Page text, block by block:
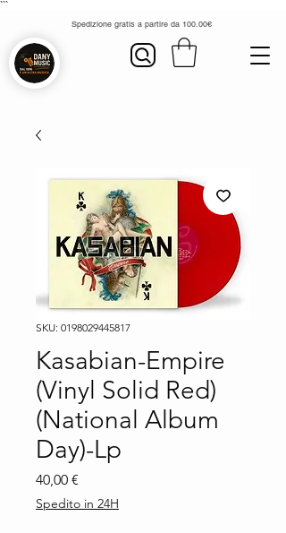
```
Spedizione gratis a partire da 100.00€
SKU: 0198029445817
Kasabian-Empire
(Vinyl Solid Red)
(National Album
Day)-Lp
40,00 €
Spedito in 24H